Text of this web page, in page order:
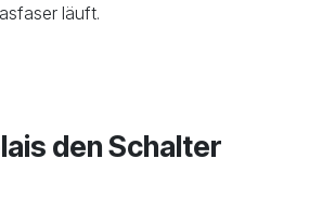
läuft.
den Schalter